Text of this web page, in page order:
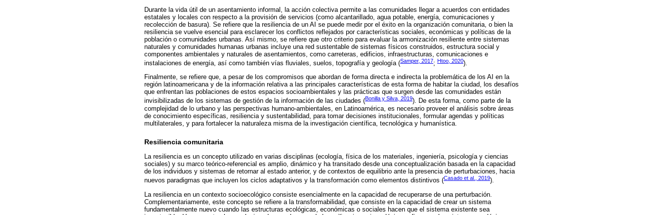
Durante la vida útil de un asentamiento informal, la acción colectiva permite a las comunidades llegar a acuerdos con entidades
estatales y locales con respecto a la provisión de servicios (como alcantarillado, agua potable, energía, comunicaciones y
recolección de basura). Se refiere que la resiliencia de un AI se puede medir por el éxito en la organización comunitaria, o bien la
resiliencia se vuelve esencial para esclarecer los conflictos reflejados por características sociales, económicas y políticas de la
población o comunidades urbanas. Así mismo, se refiere que otro criterio para evaluar la armonización resiliente entre sistemas
naturales y comunidades humanas urbanas incluye una red sustentable de sistemas físicos construidos, estructura social y
componentes ambientales y naturales de asentamientos, como carreteras, edificios, infraestructuras, comunicaciones e
instalaciones de energía, así como también vías fluviales, suelos, topografía y geología (Samper, 2017; Htoo, 2020).
Finalmente, se refiere que, a pesar de los compromisos que abordan de forma directa e indirecta la problemática de los AI en la
región latinoamericana y de la información relativa a las principales características de esta forma de habitar la ciudad, los desafíos
que enfrentan las poblaciones de estos espacios socioambientales y las prácticas que surgen desde las comunidades están
invisibilizadas de los sistemas de gestión de la información de las ciudades (Bonilla y Silva, 2019). De esta forma, como parte de la
complejidad de lo urbano y las perspectivas humano-ambientales, en Latinoamérica, es necesario proveer el análisis sobre áreas
de conocimiento específicas, resiliencia y sustentabilidad, para tomar decisiones institucionales, formular agendas y políticas
multilaterales, y para fortalecer la naturaleza misma de la investigación científica, tecnológica y humanística.
Resiliencia comunitaria
La resiliencia es un concepto utilizado en varias disciplinas (ecología, física de los materiales, ingeniería, psicología y ciencias
sociales) y su marco teórico-referencial es amplio, dinámico y ha transitado desde una conceptualización basada en la capacidad
de los individuos y sistemas de retornar al estado anterior, y de contextos de equilibrio ante la presencia de perturbaciones, hacia
nuevos paradigmas que incluyen los ciclos adaptativos y la transformación como elementos distintivos (Casado et al., 2019).
La resiliencia en un contexto socioecológico consiste esencialmente en la capacidad de recuperarse de una perturbación.
Complementariamente, este concepto se refiere a la transformabilidad, que consiste en la capacidad de crear un sistema
fundamentalmente nuevo cuando las estructuras ecológicas, económicas o sociales hacen que el sistema existente sea